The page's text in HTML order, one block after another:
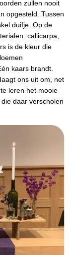
zullen nooit
opgesteld. Tussen
duifje. Op de
callicarpa,
is de kleur die
kaars brandt.
ons uit om, net
leren het mooie
daar verscholen